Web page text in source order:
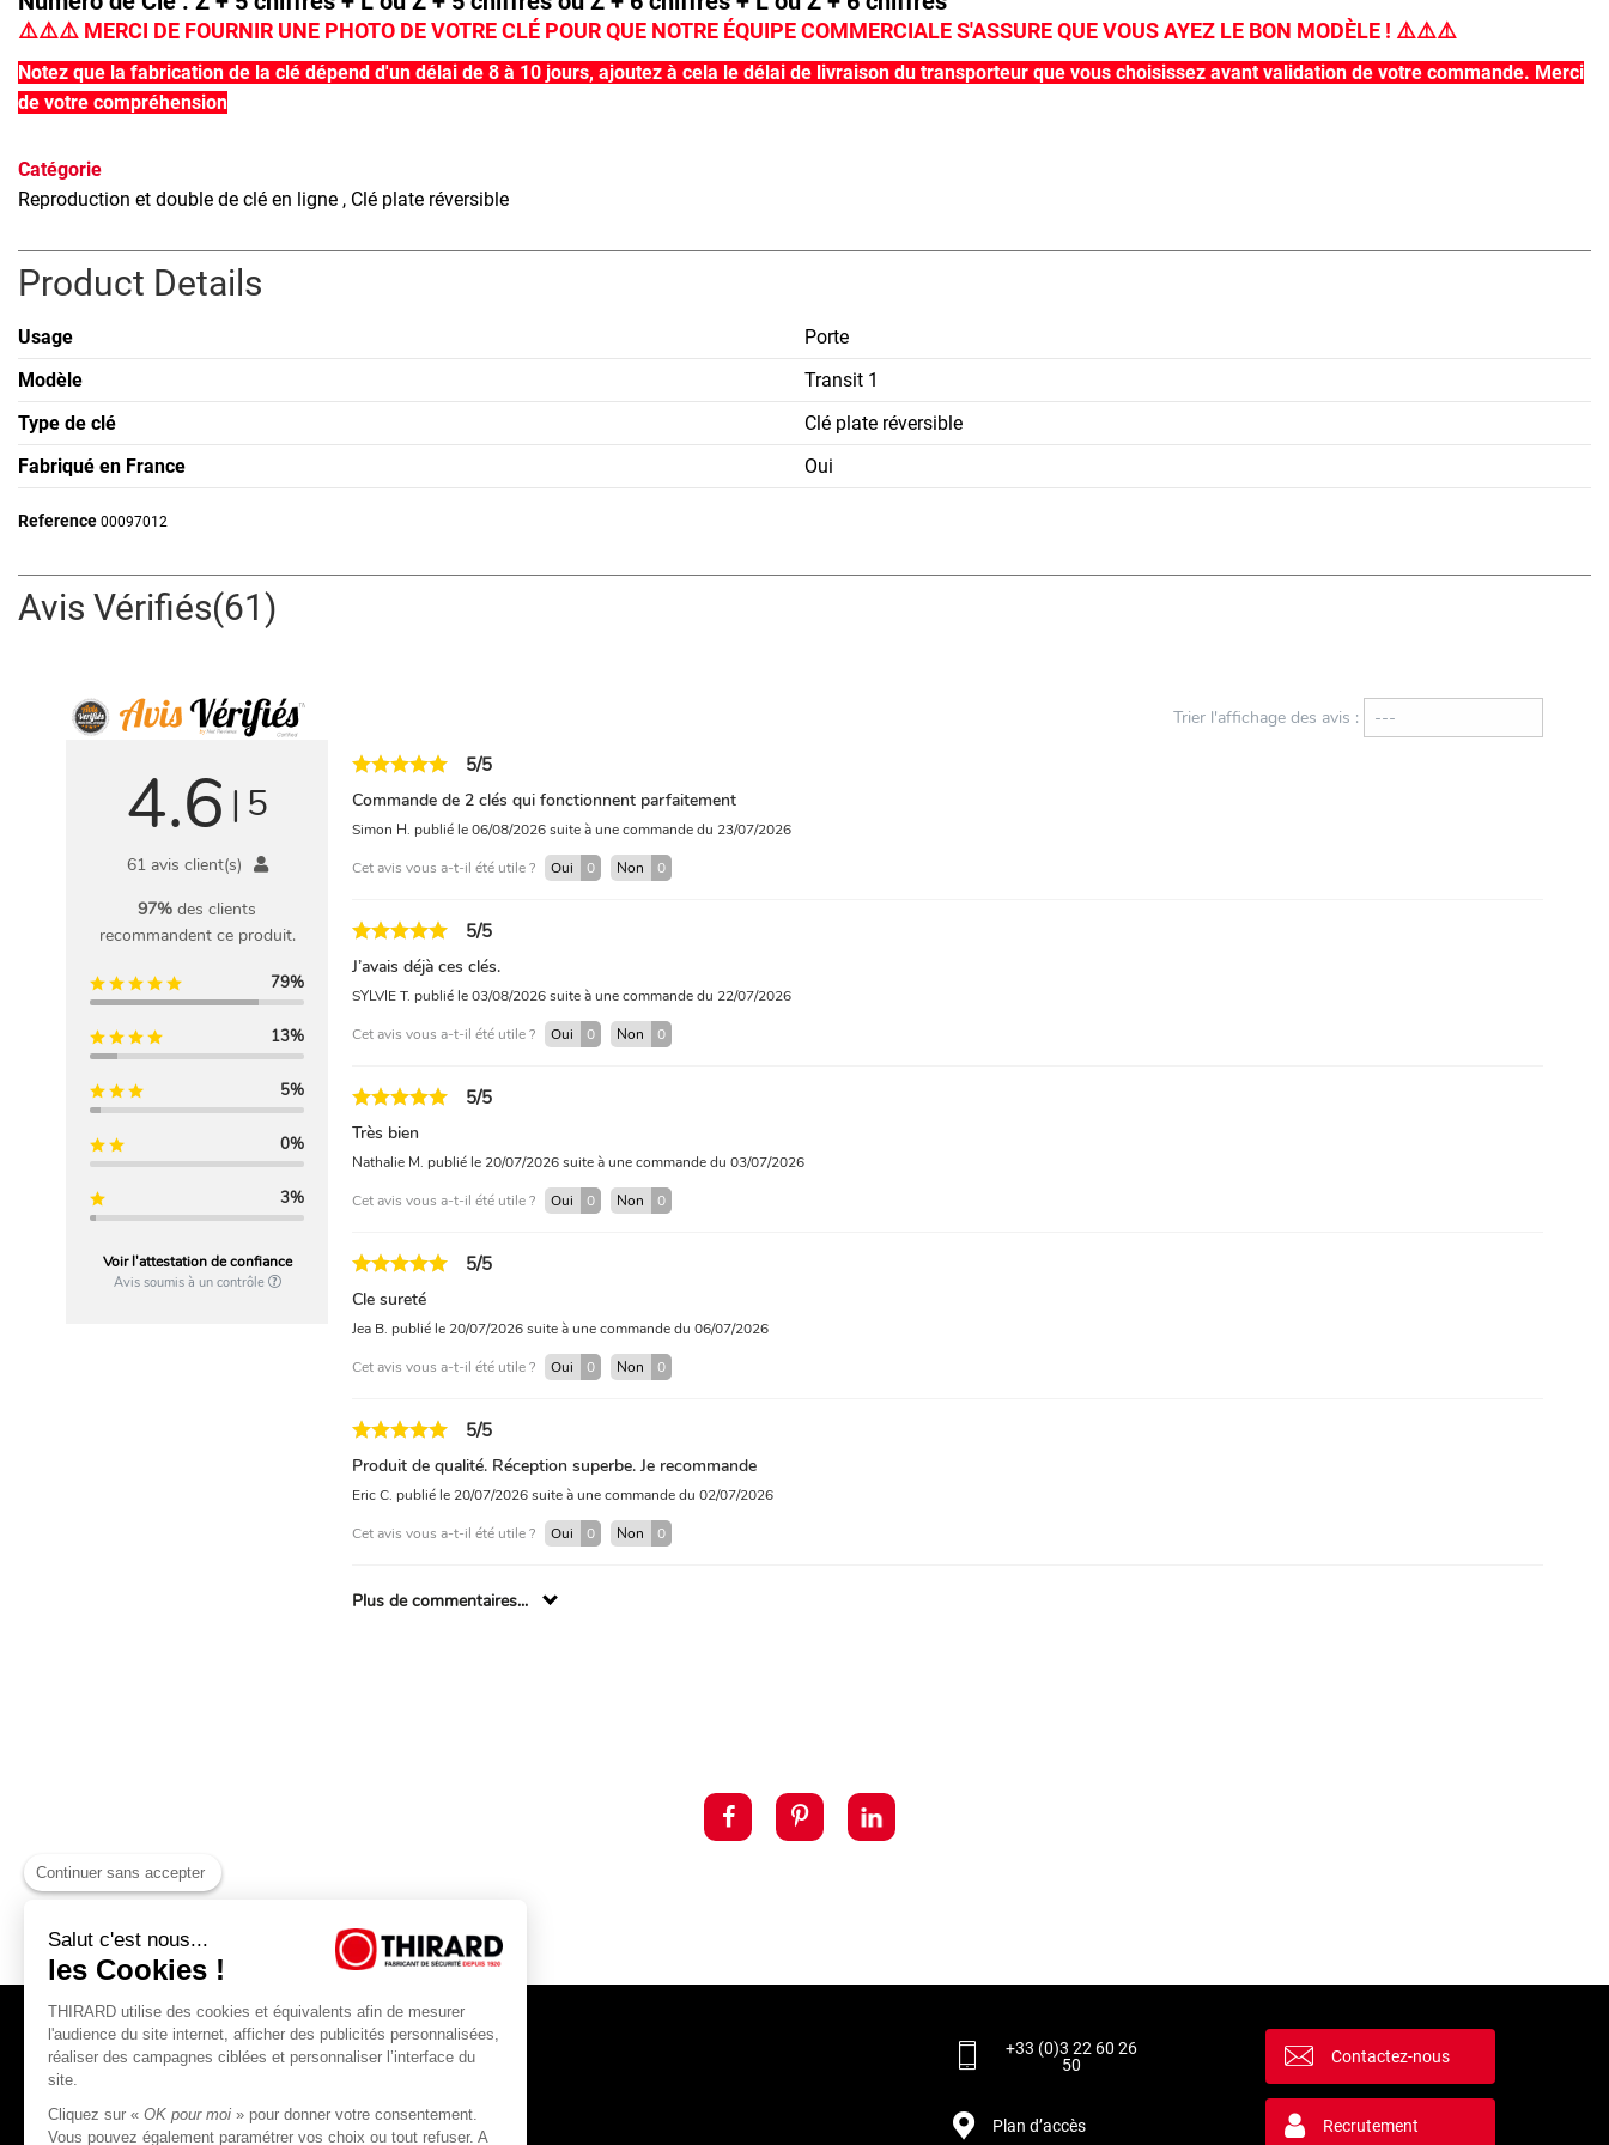
⚠️⚠️⚠️ MERCI DE FOURNIR UNE PHOTO DE VOTRE CLÉ POUR QUE NOTRE ÉQUIPE COMMERCIALE S'ASSURE QUE VOUS AYEZ LE BON MODÈLE ! ⚠️⚠️⚠️
Notez que la fabrication de la clé dépend d'un délai de 8 à 10 jours, ajoutez à cela le délai de livraison du transporteur que vous choisissez avant validation de votre commande. Merci
de votre compréhension
Catégorie
Reproduction et double de clé en ligne , Clé plate réversible
Product Details
Usage
Porte
Modèle
Transit 1
Type de clé
Clé plate réversible
Fabriqué en France
Oui
Reference 00097012
Avis Vérifiés(61)
4.6 | 5
61 avis client(s)
97% des clients
recommandent ce produit.
79%
13%
5%
0%
3%
Voir l'attestation de confiance
Avis soumis à un contrôle
Trier l'affichage des avis :
5/5
Commande de 2 clés qui fonctionnent parfaitement
Simon H. publié le 06/08/2026suite à une commande du 23/07/2026
Cet avis vous a-t-il été utile ?
Oui 0 Non 0
5/5
J’avais déjà ces clés.
SYLVIE T. publié le 03/08/2026suite à une commande du 22/07/2026
Cet avis vous a-t-il été utile ?
Oui 0 Non 0
5/5
Très bien
Nathalie M. publié le 20/07/2026suite à une commande du 03/07/2026
Cet avis vous a-t-il été utile ?
Oui 0 Non 0
5/5
Cle sureté
Jea B. publié le 20/07/2026suite à une commande du 06/07/2026
Cet avis vous a-t-il été utile ?
Oui 0 Non 0
5/5
Produit de qualité. Réception superbe. Je recommande
Eric C. publié le 20/07/2026suite à une commande du 02/07/2026
Cet avis vous a-t-il été utile ?
Oui 0 Non 0
Plus de commentaires...
THIRARD S.A.S
+33 (0)3 22 60 26
50
Contactez-nous
Plan d’accès Recrutement
Continuer sans accepter
Salut c'est nous...
les Cookies !
THIRARD utilise des cookies et équivalents afin de mesurer
l'audience du site internet, afficher des publicités personnalisées,
réaliser des campagnes ciblées et personnaliser l’interface du
site.
Cliquez sur « OK pour moi » pour donner votre consentement.
Vous pouvez également paramétrer vos choix ou tout refuser. A